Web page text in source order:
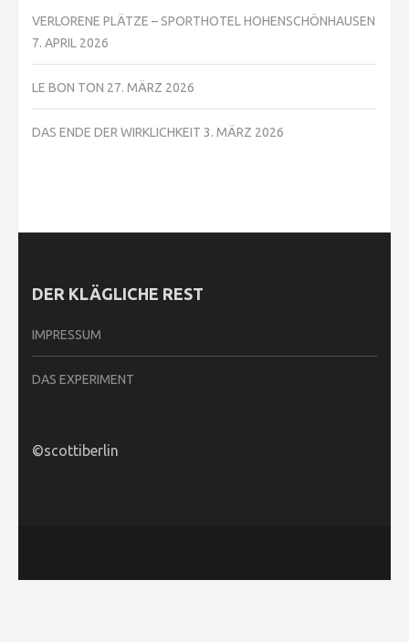
VERLORENE PLÄTZE – SPORTHOTEL HOHENSCHÖNHAUSEN
7. APRIL 2026
LE BON TON 27. MÄRZ 2026
DAS ENDE DER WIRKLICHKEIT 3. MÄRZ 2026
DER KLÄGLICHE REST
IMPRESSUM
DAS EXPERIMENT
©scottiberlin